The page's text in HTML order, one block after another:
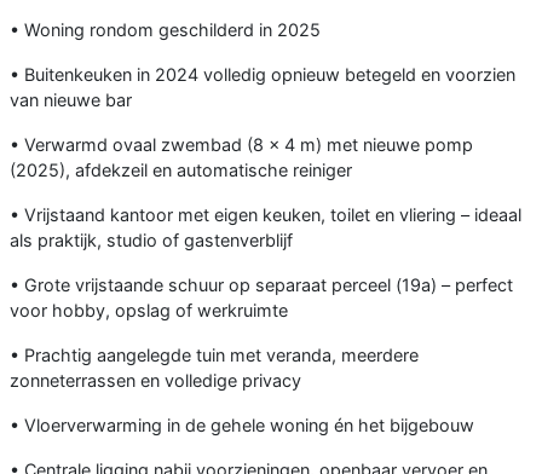
• Woning rondom geschilderd in 2025
• Buitenkeuken in 2024 volledig opnieuw betegeld en voorzien
van nieuwe bar
• Verwarmd ovaal zwembad (8 x 4 m) met nieuwe pomp
(2025), afdekzeil en automatische reiniger
• Vrijstaand kantoor met eigen keuken, toilet en vliering – ideaal
als praktijk, studio of gastenverblijf
• Grote vrijstaande schuur op separaat perceel (19a) – perfect
voor hobby, opslag of werkruimte
• Prachtig aangelegde tuin met veranda, meerdere
zonneterrassen en volledige privacy
• Vloerverwarming in de gehele woning én het bijgebouw
• Centrale ligging nabij voorzieningen, openbaar vervoer en